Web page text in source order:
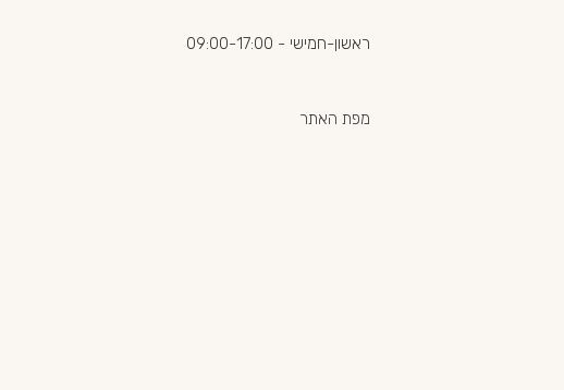
ראשון-חמישי - 09:00-17:00
מפת האתר